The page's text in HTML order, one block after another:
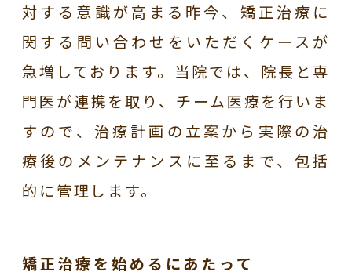
対する意識が高まる昨今、矯正治療に
関する問い合わせをいただくケースが
急増しております。 当院では、院長と専
門医が連携を取り、チーム医療を行いま
すので、治療計画の立案から実際の治
療後のメンテナンスに至るまで、包括
的に管理します。
矯正治療を始めるにあたって